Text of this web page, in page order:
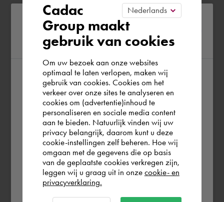
Please confirm your current
region
According to us you are situated in Rest of
the world. Please confirm in which country
you wish to shop.
België Rest of the world
Cadac
Group maakt
gebruik van cookies
Om uw bezoek aan onze websites
optimaal te laten verlopen, maken wij
gebruik van cookies. Cookies om het
verkeer over onze sites te analyseren en
cookies om (advertentie)inhoud te
personaliseren en sociale media content
aan te bieden. Natuurlijk vinden wij uw
privacy belangrijk, daarom kunt u deze
cookie-instellingen zelf beheren. Hoe wij
omgaan met de gegevens die op basis
van de geplaatste cookies verkregen zijn,
leggen wij u graag uit in onze cookie- en
privacyverklaring.